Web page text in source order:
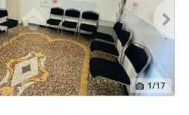
1/17